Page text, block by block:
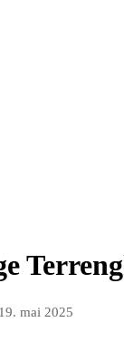
19. mai 2025